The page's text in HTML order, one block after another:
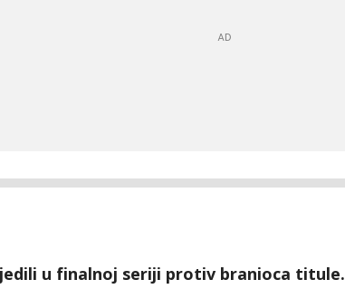
u finalnoj seriji protiv branioca titule.